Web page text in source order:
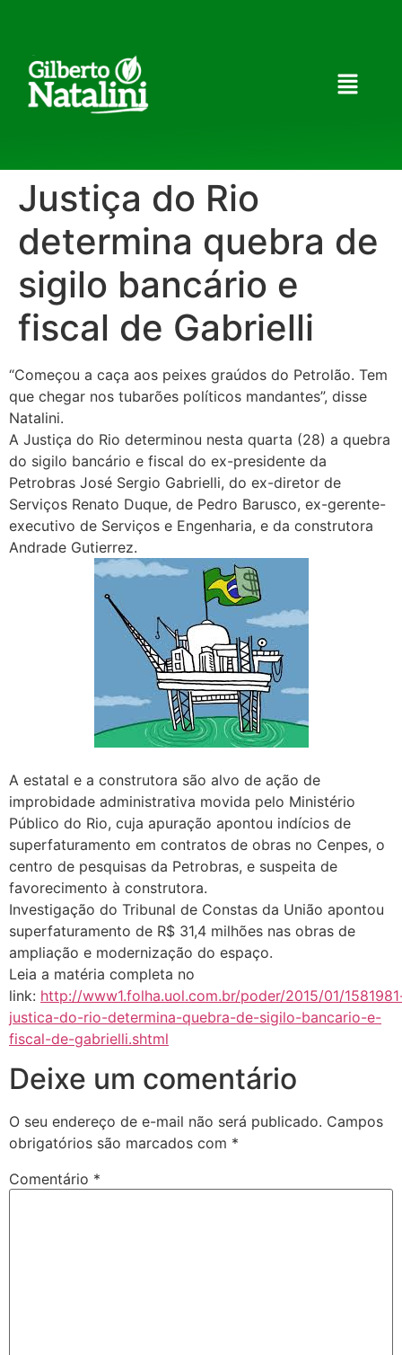
Justiça do Rio
determina quebra de
sigilo bancário e
fiscal de Gabrielli
“Começou a caça aos peixes graúdos do Petrolão. Tem
que chegar nos tubarões políticos mandantes”, disse
Natalini.
A Justiça do Rio determinou nesta quarta (28) a quebra
do sigilo bancário e fiscal do ex-presidente da
Petrobras José Sergio Gabrielli, do ex-diretor de
Serviços Renato Duque, de Pedro Barusco, ex-gerente-
executivo de Serviços e Engenharia, e da construtora
Andrade Gutierrez.
A estatal e a construtora são alvo de ação de
improbidade administrativa movida pelo Ministério
Público do Rio, cuja apuração apontou indícios de
superfaturamento em contratos de obras no Cenpes, o
centro de pesquisas da Petrobras, e suspeita de
favorecimento à construtora.
Investigação do Tribunal de Constas da União apontou
superfaturamento de R$ 31,4 milhões nas obras de
ampliação e modernização do espaço.
Leia a matéria completa no
link: http://www1.folha.uol.com.br/poder/2015/01/
justica-do-rio-determina-quebra-de-sigilo-bancario-e-
fiscal-de-gabrielli.shtml
Deixe um comentário
O seu endereço de e-mail não será publicado. Campos
obrigatórios são marcados com *
Comentário *